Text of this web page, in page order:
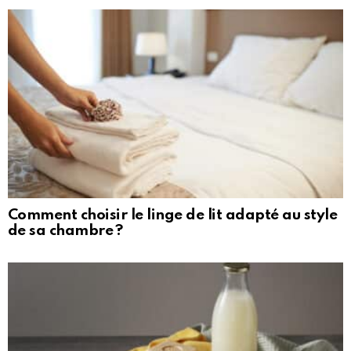
Comment choisir le linge de lit adapté au style
de sa chambre ?